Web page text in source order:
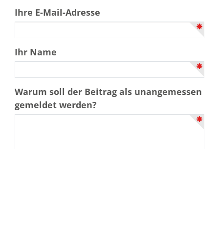
Ihre E-Mail-Adresse
Ihr Name
Warum soll der Beitrag als unangemessen
gemeldet werden?